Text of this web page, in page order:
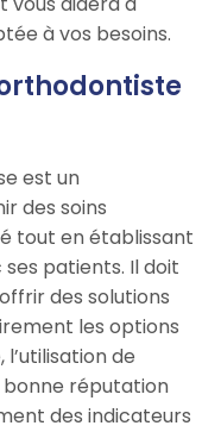
à vos besoins.
est un
des soins
tout en établissant
patients. Il doit
des solutions
les options
de
réputation
des indicateurs